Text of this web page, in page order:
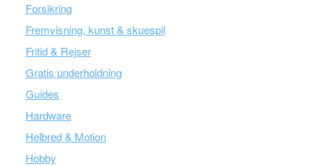
Forsikring
Fremvisning, kunst & skuespil
Fritid & Rejser
Gratis underholdning
Guides
Hardware
Helbred & Motion
Hobby